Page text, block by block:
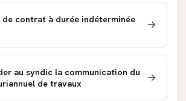
de contrat à durée indéterminée
au syndic la communication du
de travaux